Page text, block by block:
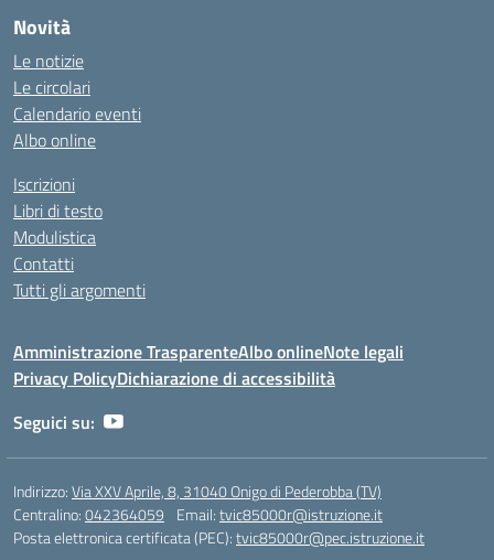
Novità
Le notizie
Le circolari
Calendario eventi
Albo online
Iscrizioni
Libri di testo
Modulistica
Contatti
Tutti gli argomenti
Amministrazione TrasparenteAlbo onlineNote legali
Privacy PolicyDichiarazione di accessibilità
Seguici su:
Indirizzo:Via XXV Aprile, 8, 31040 Onigo di Pederobba (TV)
Centralino:042364059 Email:tvic85000r@istruzione.it
Posta elettronica certificata (PEC):tvic85000r@pec.istruzione.it